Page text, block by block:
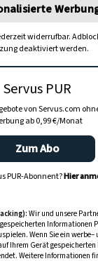
Anzeige
widerrufbar.
deaktiviert werden.
Servus PUR
von Servus.com
ab 0,99 €/Monat
Zum Abo
PUR-Abonnent?Hier
Wir und unsere
Informationen
Wenn Sie ein werbe–
Ihrem Gerät
Weitere Informationen